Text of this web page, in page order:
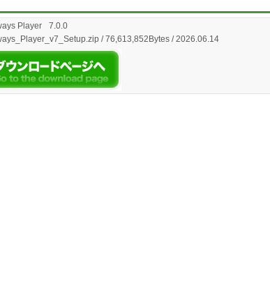
Player 7.0.0
/ 76,613,852Bytes / 2026.06.14